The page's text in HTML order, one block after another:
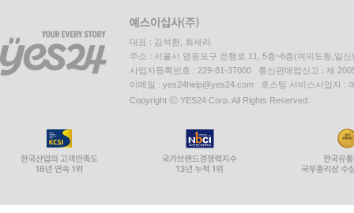
대표 : 김석환, 최세라
주소 : 서울시 영등포구 은행로 11, 5층~6층(여의도동,일신
사업자등록번호 : 229-81-37000 통신판매업신고 : 제
이메일 : yes24help@yes24.com 호스팅 서비스사업자 :
Copyright ⓒ YES24 Corp. All Rights Reserved.